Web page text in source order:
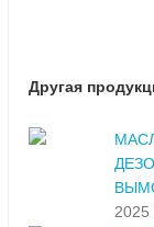
Другая
2025